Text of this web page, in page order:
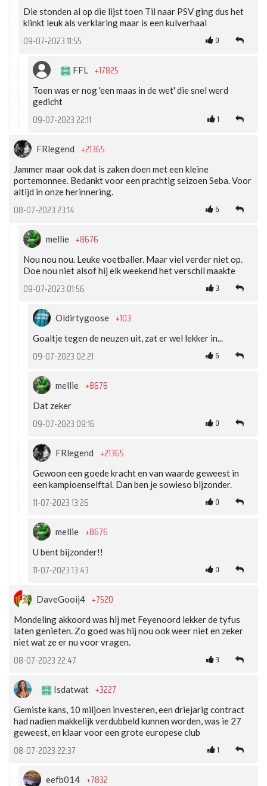
Die stonden al op die lijst toen Til naar PSV ging dus het
klinkt leuk als verklaring maar is een kulverhaal
09-07-2023 11:55 0
FFL +17825
Toen was er nog 'een maas in de wet' die snel werd
gedicht
09-07-2023 22:11 1
FRlegend +21365
Jammer maar ook dat is zaken doen met een kleine
portemonnee. Bedankt voor een prachtig seizoen Seba. Voor
altijd in onze herinnering.
08-07-2023 23:14 6
mellie +8676
Nou nou nou. Leuke voetballer. Maar viel verder niet op.
Doe nou niet alsof hij elk weekend het verschil maakte
09-07-2023 01:56 3
Oldirtygoose +103
Goaltje tegen de neuzen uit, zat er wel lekker in...
09-07-2023 02:21 6
mellie +8676
Dat zeker
09-07-2023 09:16 0
FRlegend +21365
Gewoon een goede kracht en van waarde geweest in
een kampioenselftal. Dan ben je sowieso bijzonder.
11-07-2023 13:26 0
mellie +8676
U bent bijzonder!!
11-07-2023 13:43 0
DaveGooij4 +7520
Mondeling akkoord was hij met Feyenoord lekker de tyfus
laten genieten. Zo goed was hij nou ook weer niet en zeker
niet wat ze er nu voor vragen.
08-07-2023 22:47 3
Isdatwat +3227
Gemiste kans, 10 miljoen investeren, een driejarig contract
had nadien makkelijk verdubbeld kunnen worden, was ie 27
geweest, en klaar voor een grote europese club
08-07-2023 22:37 1
eefb014 +7832